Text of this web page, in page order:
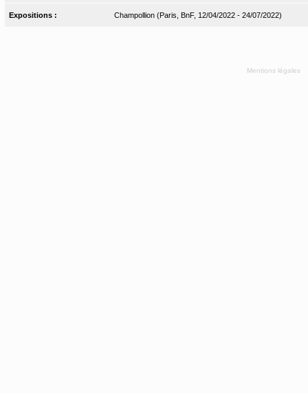
Expositions : Champollion (Paris, BnF, 12/04/2022 - 24/07/2022)
Mentions légales